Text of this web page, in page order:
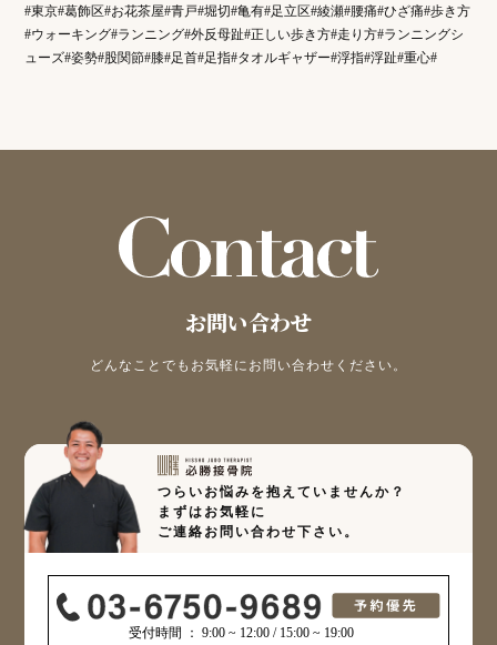
#東京#葛飾区#お花茶屋#青戸#堀切#亀有#足立区#綾瀬#腰痛#ひざ痛#歩き方
#ウォーキング#ランニング#外反母趾#正しい歩き方#走り方#ランニングシ
ューズ#姿勢#股関節#膝#足首#足指#タオルギャザー#浮指#浮趾#重心#
お問い合わせ
どんなことでもお気軽にお問い合わせください。
つらいお悩みを抱えていませんか？
まずはお気軽に
ご連絡お問い合わせ下さい。
受付時間 ： 9:00 ~ 12:00 / 15:00 ~ 19:00